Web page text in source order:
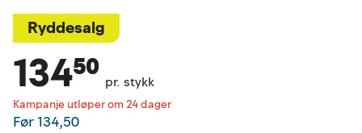
Ryddesalg
Kampanje utløper om 24 dager
134⁵⁰ pr. stykk
Før134,50